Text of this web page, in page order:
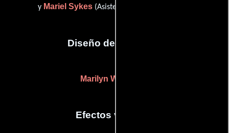
y Mariel Sykes (Asistente de jefe de utilería)
Diseño de vestuario
Marilyn Wall-Asse
Efectos visuales